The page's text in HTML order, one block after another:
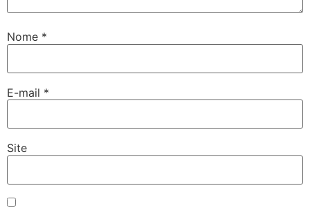
Nome *
E-mail *
Site